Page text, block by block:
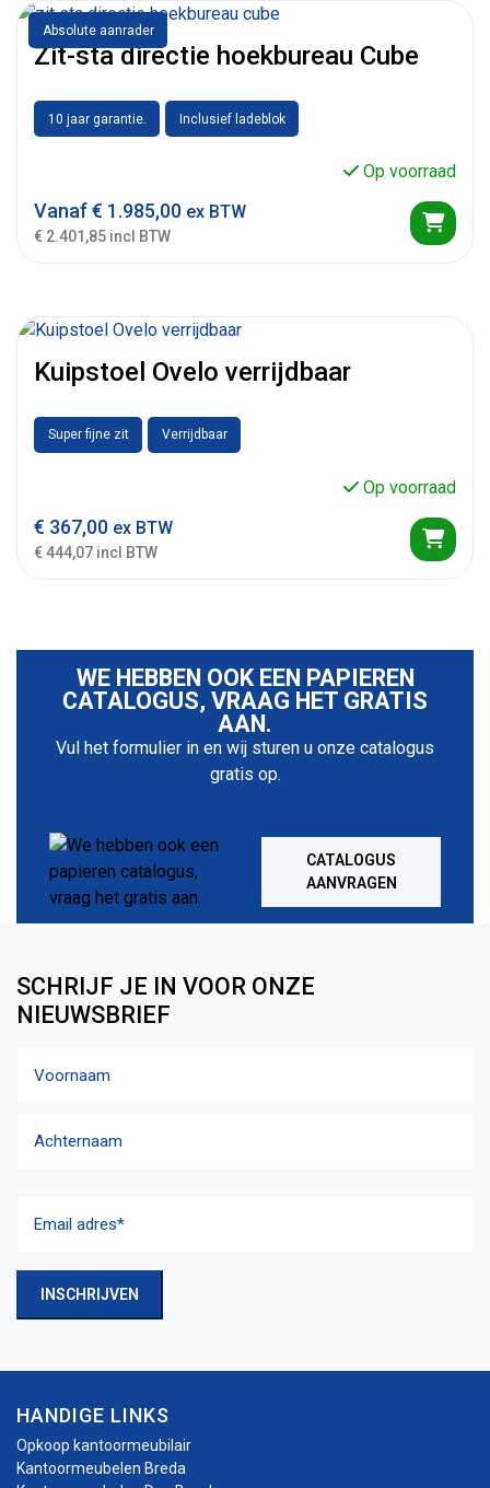
Absolute aanrader
Zit-sta directie hoekbureau Cube
10 jaar garantie. Inclusief ladeblok
Op voorraad
Vanaf€ 1.985,00 ex BTW
€ 2.401,85 incl BTW
Kuipstoel Ovelo verrijdbaar
Super fijne zit Verrijdbaar
Op voorraad
€ 367,00 ex BTW
€ 444,07 incl BTW
WE HEBBEN OOK EEN PAPIEREN
CATALOGUS, VRAAG HET GRATIS
AAN.
Vul het formulier in en wij sturen u onze catalogus
gratis op.
CATALOGUS
AANVRAGEN
SCHRIJF JE IN VOOR ONZE
NIEUWSBRIEF
adres(Vereist)
INSCHRIJVEN
HANDIGE LINKS
Opkoop kantoormeubilair
Kantoormeubelen Breda